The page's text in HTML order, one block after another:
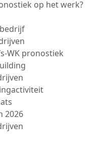
op het werk?
WK pronostiek
2026